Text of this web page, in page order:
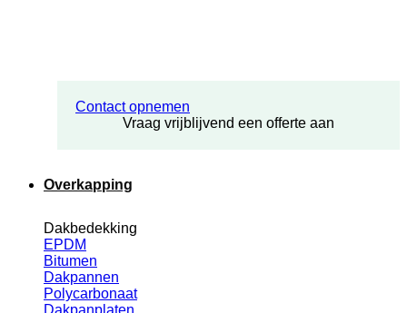
Contact opnemen
Vraag vrijblijvend een offerte aan
Overkapping
Dakbedekking
EPDM
Bitumen
Dakpannen
Polycarbonaat
Dakpanplaten